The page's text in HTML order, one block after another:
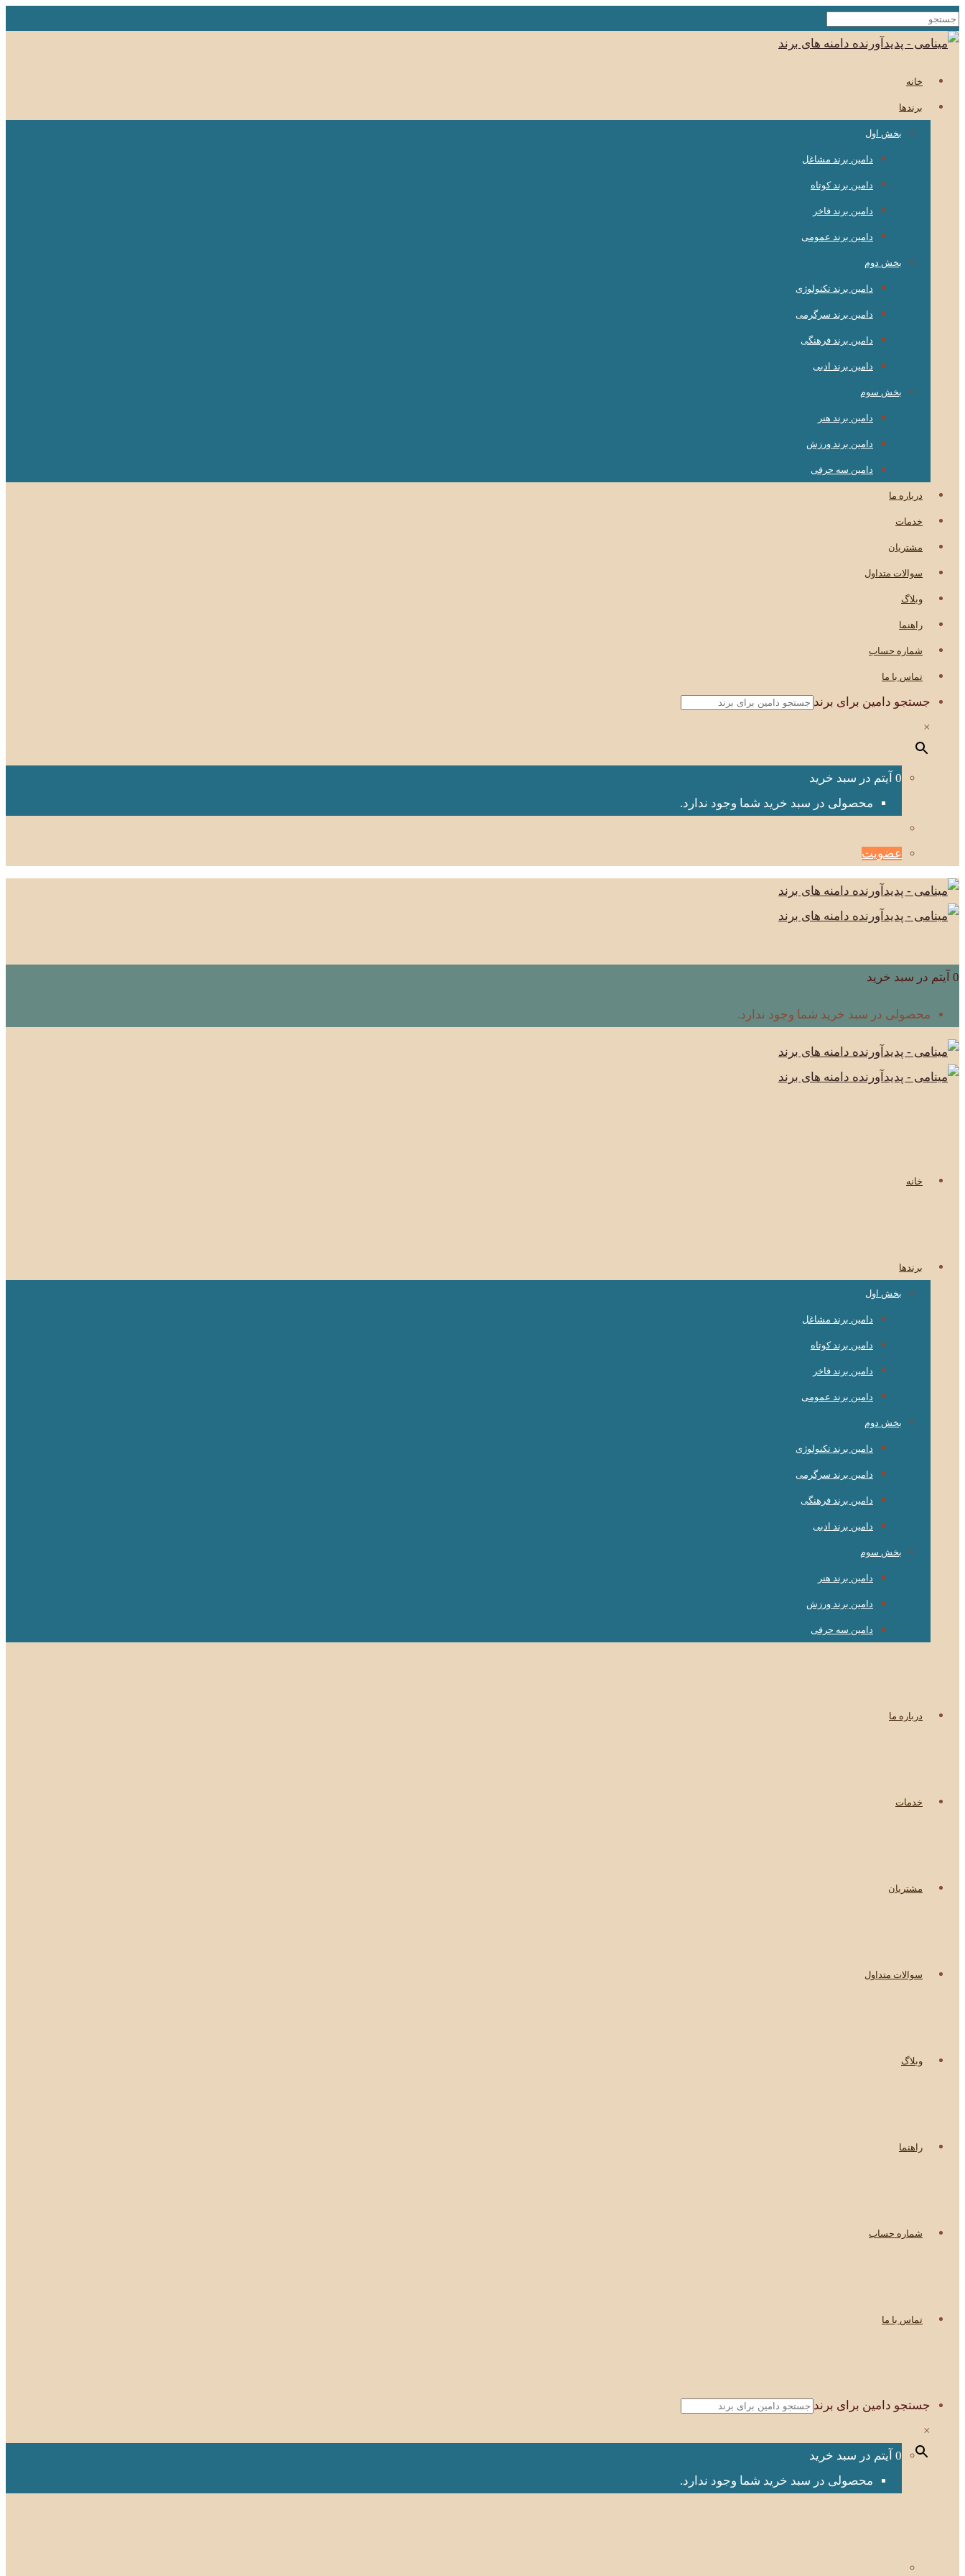
خانه
برندها
بخش اول
دامین برند مشاغل
دامین برند کوتاه
دامین برند فاخر
دامین برند عمومی
بخش دوم
دامین برند تکنولوژی
دامین برند سرگرمی
دامین برند فرهنگی
دامین برند ادبی
بخش سوم
دامین برند هنر
دامین برند ورزش
دامین سه حرفی
درباره ما
خدمات
مشتریان
سوالات متداول
وبلاگ
راهنما
شماره حساب
تماس با ما
جستجو دامین برای برند
×
0 آیتم در سبد خرید
محصولی در سبد خرید شما وجود ندارد.
عضویت
0 آیتم در سبد خرید
محصولی در سبد خرید شما وجود ندارد.
خانه
برندها
بخش اول
دامین برند مشاغل
دامین برند کوتاه
دامین برند فاخر
دامین برند عمومی
بخش دوم
دامین برند تکنولوژی
دامین برند سرگرمی
دامین برند فرهنگی
دامین برند ادبی
بخش سوم
دامین برند هنر
دامین برند ورزش
دامین سه حرفی
درباره ما
خدمات
مشتریان
سوالات متداول
وبلاگ
راهنما
شماره حساب
تماس با ما
جستجو دامین برای برند
×
0 آیتم در سبد خرید
محصولی در سبد خرید شما وجود ندارد.